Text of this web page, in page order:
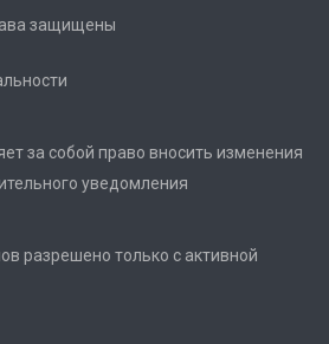
защищены
за собой право вносить изменения
уведомления
разрешено только с активной